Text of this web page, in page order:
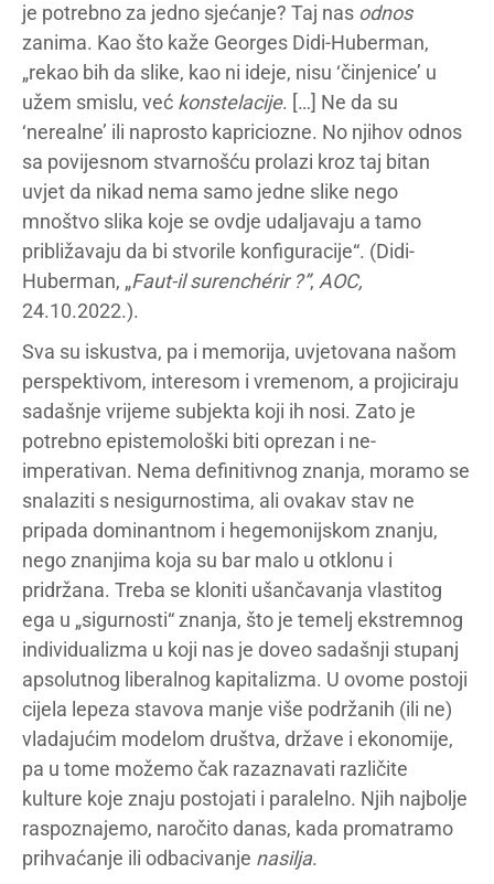
je potrebno za jedno sjećanje? Taj nas odnos
zanima. Kao što kaže Georges Didi-Huberman,
„rekao bih da slike, kao ni ideje, nisu ‘činjenice’ u
užem smislu, već konstelacije. […] Ne da su
‘nerealne’ ili naprosto kapriciozne. No njihov odnos
sa povijesnom stvarnošću prolazi kroz taj bitan
uvjet da nikad nema samo jedne slike nego
mnoštvo slika koje se ovdje udaljavaju a tamo
približavaju da bi stvorile konfiguracije“. (Didi-
Huberman, „Faut-il surenchérir ?”, AOC,
24.10.2022.).
Sva su iskustva, pa i memorija, uvjetovana našom
perspektivom, interesom i vremenom, a projiciraju
sadašnje vrijeme subjekta koji ih nosi. Zato je
potrebno epistemološki biti oprezan i ne-
imperativan. Nema definitivnog znanja, moramo se
snalaziti s nesigurnostima, ali ovakav stav ne
pripada dominantnom i hegemonijskom znanju,
nego znanjima koja su bar malo u otklonu i
pridržana. Treba se kloniti ušančavanja vlastitog
ega u „sigurnosti“ znanja, što je temelj ekstremnog
individualizma u koji nas je doveo sadašnji stupanj
apsolutnog liberalnog kapitalizma. U ovome postoji
cijela lepeza stavova manje više podržanih (ili ne)
vladajućim modelom društva, države i ekonomije,
pa u tome možemo čak razaznavati različite
kulture koje znaju postojati i paralelno. Njih najbolje
raspoznajemo, naročito danas, kada promatramo
prihvaćanje ili odbacivanje nasilja.